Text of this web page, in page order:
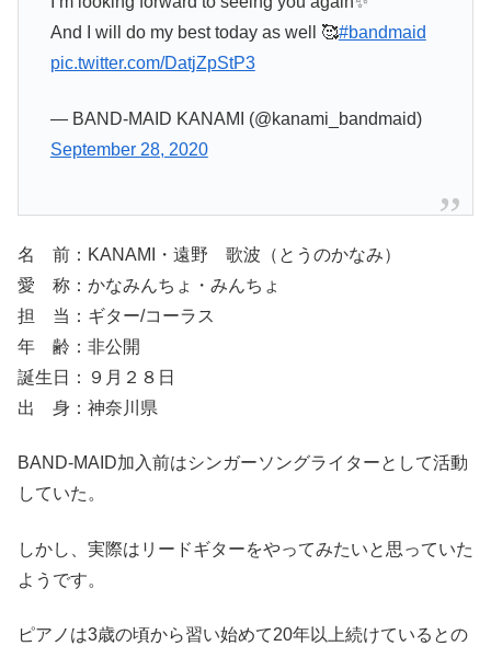
And I will do my best today as well 🥰#bandmaid
pic.twitter.com/DatjZpStP3
— BAND-MAID KANAMI (@kanami_bandmaid)
September 28, 2020
名 前：KANAMI・遠野 歌波（とうのかなみ）
愛 称：かなみんちょ・みんちょ
担 当：ギター/コーラス
年 齢：非公開
誕生日：９月２８日
出 身：神奈川県
BAND-MAID加入前はシンガーソングライターとして活動
していた。
しかし、実際はリードギターをやってみたいと思っていた
ようです。
ピアノは3歳の頃から習い始めて20年以上続けているとの